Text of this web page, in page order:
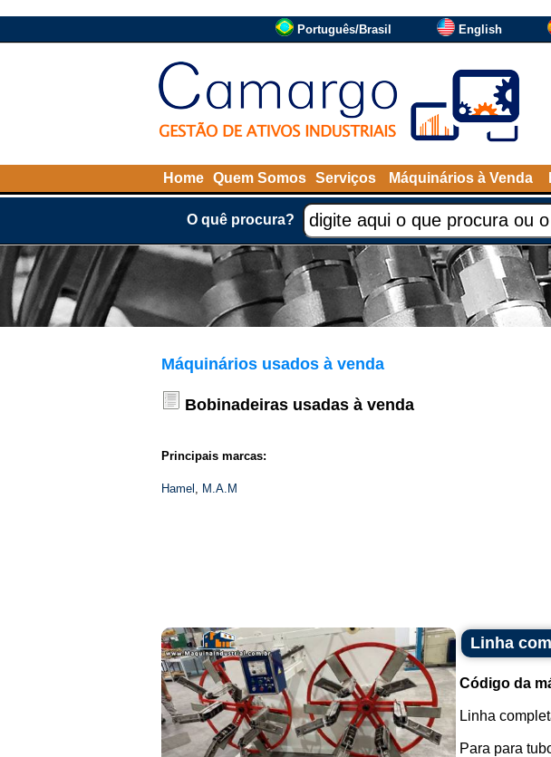
Português/Brasil English
Home Quem Somos Serviços Máquinários à Venda
O quê procura?
Máquinários usados à venda
Bobinadeiras usadas à venda
Principais marcas:
Hamel , M.A.M
Linha
Código da
Linha
Para para